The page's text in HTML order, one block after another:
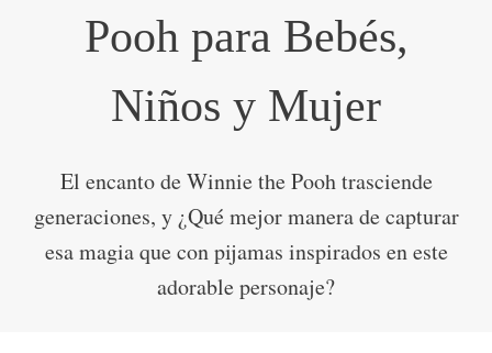
Pooh para Bebés,
Niños y Mujer
El encanto de Winnie the Pooh trasciende
generaciones, y ¿Qué mejor manera de capturar
esa magia que con pijamas inspirados en este
adorable personaje?